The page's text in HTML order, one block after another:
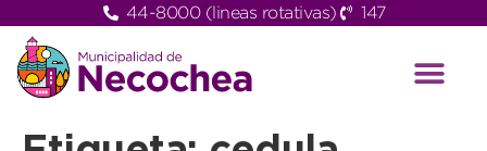
44-8000 (lineas rotativas) 147